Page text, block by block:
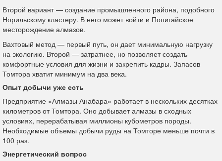
Второй вариант — создание промышленного района, подобного
Норильскому кластеру. В него может войти и Попигайское
месторождение алмазов.
Вахтовый метод — первый путь, он дает минимальную нагрузку
на экологию. Второй — затратнее, но позволяет создать
комфортные условия для жизни и закрепить кадры. Запасов
Томтора хватит минимум на два века.
Опыт добычи уже есть
Предприятие «Алмазы Анабара» работает в нескольких десятках
километров от Томтора. Оно добывает алмазы в сходных
условиях, перерабатывая миллионы кубометров породы.
Необходимые объемы добычи руды на Томторе меньше почти в
100 раз.
Энергетический вопрос